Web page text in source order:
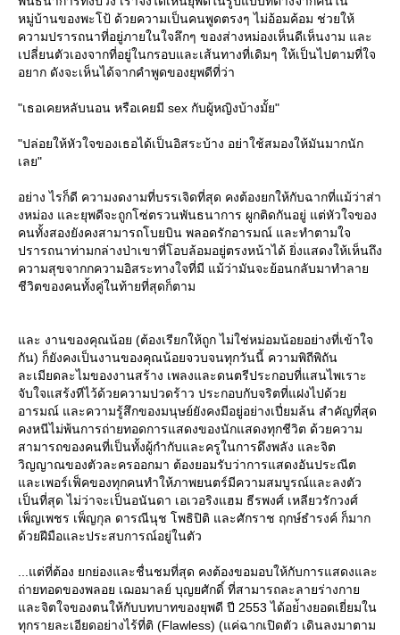
หมู่บ้านของพะโป้ ด้วยความเป็นคนพูดตรงๆ ไม่อ้อมค้อม ช่วยให้
ความปรารถนาที่อยู่ภายในใจลึกๆ ของส่างหม่องเห็นดีเห็นงาม และ
เปลี่ยนตัวเองจากที่อยู่ในกรอบและเส้นทางที่เดิมๆ ให้เป็นไปตามที่ใจ
อยาก ดังจะเห็นได้จากคำพูดของยุพดีที่ว่า
"เธอเคยหลับนอน หรือเคยมี sex กับผู้หญิงบ้างมั้ย"
"ปล่อยให้หัวใจของเธอได้เป็นอิสระบ้าง อย่าใช้สมองให้มันมากนัก
เลย"
อย่าง ไรก็ดี ความงดงามที่บรรเจิดที่สุด คงต้องยกให้กับฉากที่แม้ว่าส่า
งหม่อง และยุพดีจะถูกโซ่ตรวนพันธนาการ ผูกติดกันอยู่ แต่หัวใจของ
คนทั้งสองยังคงสามารถโบยบิน พลอดรักอารมณ์ และทำตามใจ
ปรารถนาท่ามกล่างป่าเขาที่โอบล้อมอยู่ตรงหน้าได้ ยิ่งแสดงให้เห็นถึง
ความสุขจากกความอิสระทางใจที่มี แม้ว่ามันจะย้อนกลับมาทำลา
ชีวิตของคนทั้งคู่ในท้ายที่สุดก็ตาม
ละ งานของคุณน้อย (ต้องเรียกให้ถูก ไม่ใช่หม่อมน้อยอย่างที่เข้าใจ
กัน) ก็ยังคงเป็นงานของคุณน้อยจวบจนทุกวันนี้ ความพิถีพิถัน
ละเมียดละไมของงานสร้าง เพลงและดนตรีประกอบที่แสนไพเราะ
จับใจแสร้งทีไว้ด้วยความปวดร้าว ประกอบกับจริตที่แฝงไปด้ว
อารมณ์ และความรู้สึกของมนุษย์ยังคงมีอยู่อย่างเปี่ยมล้น สำคัญที่สุด
คงหนีไม่พ้นการถ่ายทอดการแสดงของนักแสดงทุกชีวิต ด้วยความ
สามารถของคนที่เป็นทั้งผู้กำกับและครูในการดึงพลัง และจิต
วิญญาณของตัวละครออกมา ต้องยอมรับว่าการแสดงอันประณีต
ละเพอร์เฟ็คของทุกคนทำให้ภาพยนตร์มีความสมบูรณ์และลงตัว
เป็นที่สุด ไม่ว่าจะเป็นอนันดา เอเวอริงแฮม ธีรพงศ์ เหลียวรักวงศ์
เพ็ญเพชร เพ็ญกุล ดารณีนุช โพธิปิติ และศักราช ฤกษ์ธำรงค์ ก็มาก
ด้วยฝีมือและประสบการณ์อยู่ในตัว
...แต่ที่ต้อง ยกย่องและชื่นชมที่สุด คงต้องขอมอบให้กับการแสดงและ
ถ่ายทอดของพลอย เฌอมาลย์ บุญยศักดิ์ ที่สามารถละลายร่างกา
ละจิตใจของตนให้กับบทบาทของยุพดี ปี 2553 ได้อย่้างยอดเยี่ยมใน
ทุกรายละเอียดอย่างไร้ที่ติ (Flawless) (แค่ฉากเปิดตัว เดินลงมาตาม